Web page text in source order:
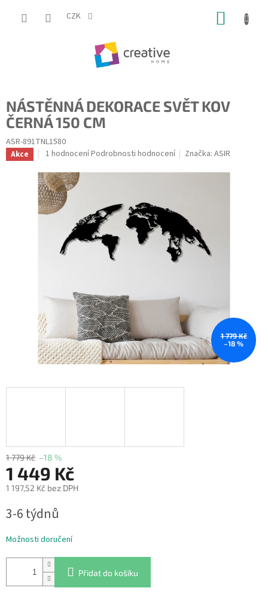
CZK
NÁSTĚNNÁ DEKORACE SVĚT KOV
ČERNÁ 150 CM
ASR-891TNL1580
Akce
Průměrné
produktu
je
5,0
z
hvězdiček.
1 hodnoceníPodrobnosti hodnocení Značka:ASIR
1 779 Kč
–18 %
1 779 Kč –18 %
1 449 Kč
1 197,52 Kč bez DPH
cena:
3-6 týdnů
Možnosti doručení
Přidat do košíku